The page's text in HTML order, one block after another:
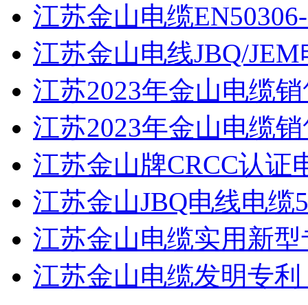
江苏金山电缆
江苏金山电线JBQ/
江苏2023年金山电缆
江苏2023年金山电缆
江苏金山牌CRCC认证
江苏金山JBQ电线电缆
江苏金山电缆实用新
江苏金山电缆发明专